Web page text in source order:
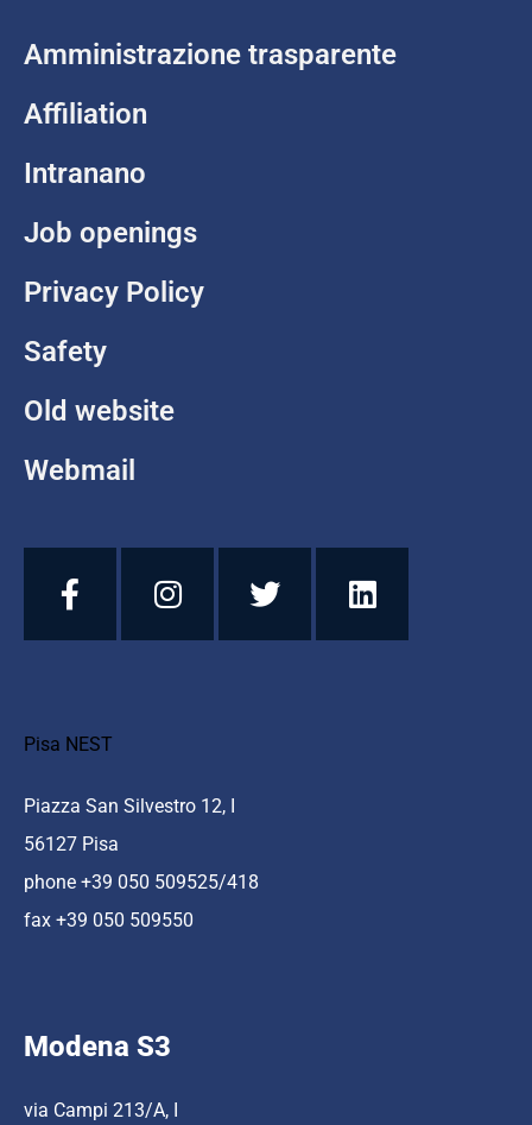
Amministrazione trasparente
Affiliation
Intranano
Job openings
Privacy Policy
Safety
Old website
Webmail
Pisa NEST
Piazza San Silvestro 12, I
56127 Pisa
phone +39 050 509525/418
fax +39 050 509550
Modena S3
via Campi 213/A, I